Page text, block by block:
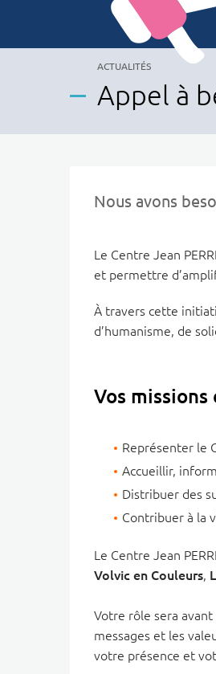
Appel à
CATÉGORIE(S) :
ACTUALITÉS
Nous avons
Le Centre Jean
et permettre
À travers cette
d’humanisme, de
Vos
Représenter le
Accueillir,
Distribuer des
Contribuer à la
Le Centre Jean
Volvic en Couleurs,
Votre rôle sera
messages et les
votre présence et